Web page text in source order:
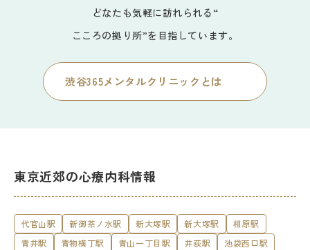
どなたも気軽に訪れられる“
こころの拠り所”を目指しています。
渋谷365メンタルクリニックとは
東京近郊の心療内科情報
代官山駅 新御茶ノ水駅 新大塚駅 新大塚駅
相原駅
青井駅
青物横丁駅 青山一丁目駅 井荻駅
池袋西口駅